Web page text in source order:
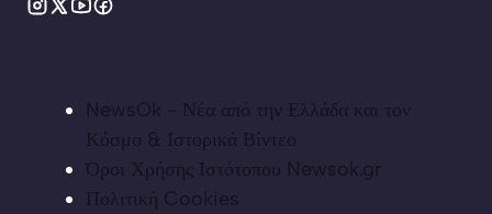
NewsOk - Νέα από την Ελλάδα και τον
Κόσμο & Ιστορικά Βίντεο
Όροι Χρήσης Ιστότοπου Newsok.gr
Πολιτική Cookies